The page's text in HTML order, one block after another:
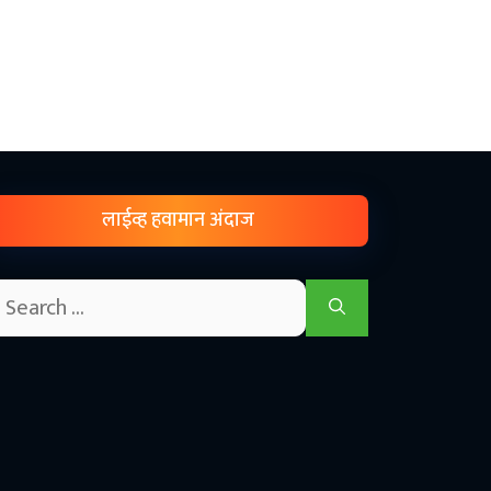
लाईव्ह हवामान अंदाज